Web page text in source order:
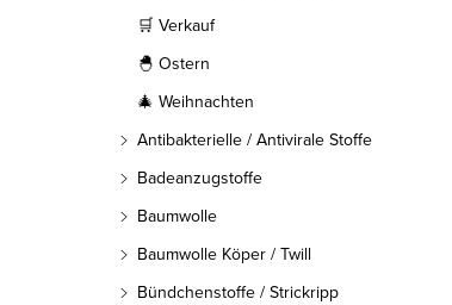
🛒 Verkauf
🐣 Ostern
🎄 Weihnachten
Antibakterielle / Antivirale Stoffe
Badeanzugstoffe
Baumwolle
Baumwolle Köper / Twill
Bündchenstoffe / Strickripp